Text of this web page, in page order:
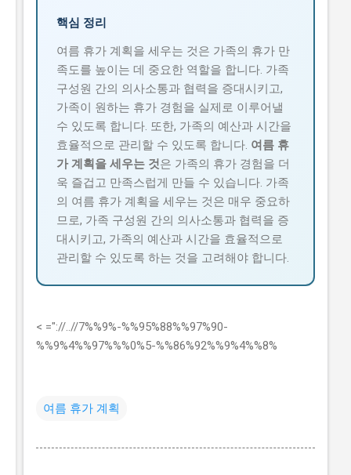
핵심 정리
여름 휴가 계획을 세우는 것은 가족의 휴가 만
족도를 높이는 데 중요한 역할을 합니다. 가족
구성원 간의 의사소통과 협력을 증대시키고,
가족이 원하는 휴가 경험을 실제로 이루어낼
수 있도록 합니다. 또한, 가족의 예산과 시간을
효율적으로 관리할 수 있도록 합니다. 여름 휴
가 계획을 세우는 것은 가족의 휴가 경험을 더
욱 즐겁고 만족스럽게 만들 수 있습니다. 가족
의 여름 휴가 계획을 세우는 것은 매우 중요하
므로, 가족 구성원 간의 의사소통과 협력을 증
대시키고, 가족의 예산과 시간을 효율적으로
관리할 수 있도록 하는 것을 고려해야 합니다.
< ="://..//7%%9%-%%95%88%%97%90-
%%9%4%%97%%%0%5-%%86%92%%9%4%%8%
여름 휴가 계획